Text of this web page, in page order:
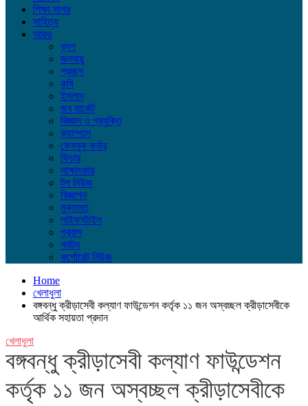
শিক্ষা সাগর
সাহিত্য
আরও
ব্লগ
জলবায়ু
প্রচ্ছদ
কৃষি
ইসলাম
জব মার্কেট
বিজ্ঞান ও প্রযুক্তি
ক্যাম্পাস
ফেসবুক কর্নার
ফিচার
সাক্ষাৎকার
টপ নিউজ
বিজ্ঞাপন
মুক্তমত
লাইফস্টাইল
প্রবাস
পর্যটন
কর্পোরেট নিউজ
Home
খেলাধুলা
বঙ্গবন্ধু ক্রীড়াসেবী কল্যাণ ফাউন্ডেশন কর্তৃক ১১ জন অস্বচ্ছল ক্রীড়াসেবীকে
আর্থিক সহায়তা প্রদান
খেলাধুলা
বঙ্গবন্ধু ক্রীড়াসেবী কল্যাণ ফাউন্ডেশন
কর্তৃক ১১ জন অস্বচ্ছল ক্রীড়াসেবীকে